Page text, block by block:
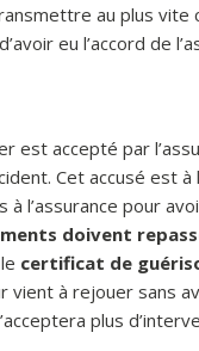
au plus vite
eu l’accord de
est accepté par
Cet accusé est à
l’assurance pour
doivent
certificat de
vient à rejouer sans
plus